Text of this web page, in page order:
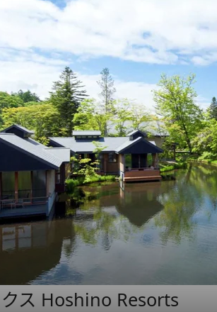
ス Hoshino Resorts